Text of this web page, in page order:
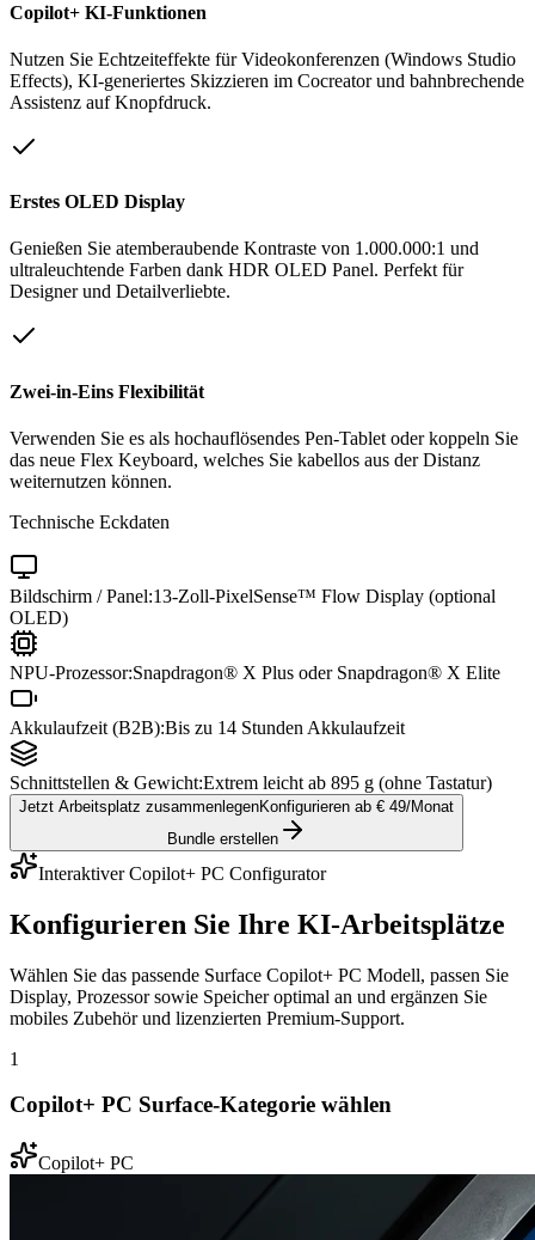
Copilot+ KI-Funktionen
Nutzen Sie Echtzeiteffekte für Videokonferenzen (Windows Studio
Effects), KI-generiertes Skizzieren im Cocreator und bahnbrechende
Assistenz auf Knopfdruck.
Erstes OLED Display
Genießen Sie atemberaubende Kontraste von 1.000.000:1 und
ultraleuchtende Farben dank HDR OLED Panel. Perfekt für
Designer und Detailverliebte.
Zwei-in-Eins Flexibilität
Verwenden Sie es als hochauflösendes Pen-Tablet oder koppeln Sie
das neue Flex Keyboard, welches Sie kabellos aus der Distanz
weiternutzen können.
Technische Eckdaten
Bildschirm / Panel:13-Zoll-PixelSense™ Flow Display (optional
OLED)
NPU-Prozessor:Snapdragon® X Plus oder Snapdragon® X Elite
Akkulaufzeit (B2B):Bis zu 14 Stunden Akkulaufzeit
Schnittstellen & Gewicht:Extrem leicht ab 895 g (ohne Tastatur)
Jetzt Arbeitsplatz zusammenlegenKonfigurieren ab € 49/Monat
Bundle erstellen
Interaktiver Copilot+ PC Configurator
Konfigurieren Sie Ihre KI-Arbeitsplätze
Wählen Sie das passende Surface Copilot+ PC Modell, passen Sie
Display, Prozessor sowie Speicher optimal an und ergänzen Sie
mobiles Zubehör und lizenzierten Premium-Support.
1
Copilot+ PC Surface-Kategorie wählen
Copilot+ PC